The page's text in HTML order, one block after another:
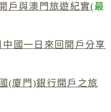
戶與澳門旅遊紀實(最
國一日來回開戶分享
(廈門)銀行開戶之旅